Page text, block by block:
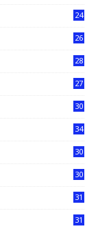
24
26
28
27
30
34
30
30
31
31